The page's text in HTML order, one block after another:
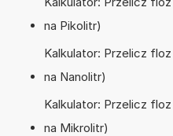
na Pikolitr)
Kalkulator: Przelicz
na Nanolitr)
Kalkulator: Przelicz
na Mikrolitr)